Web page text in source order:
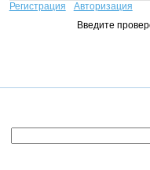
Регистрация
Авторизация
Введите